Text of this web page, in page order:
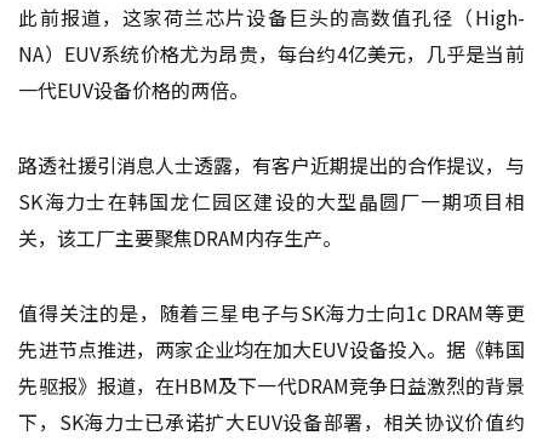
此前报道，这家荷兰芯片设备巨头的高数值孔径（High-
NA）EUV系统价格尤为昂贵，每台约4亿美元，几乎是当前
一代EUV设备价格的两倍。
路透社援引消息人士透露，有客户近期提出的合作提议，与
SK海力士在韩国龙仁园区建设的大型晶圆厂一期项目相
关，该工厂主要聚焦DRAM内存生产。
值得关注的是，随着三星电子与SK海力士向1c DRAM等更
先进节点推进，两家企业均在加大EUV设备投入。据《韩国
先驱报》报道，在HBM及下一代DRAM竞争日益激烈的背景
下，SK海力士已承诺扩大EUV设备部署，相关协议价值约